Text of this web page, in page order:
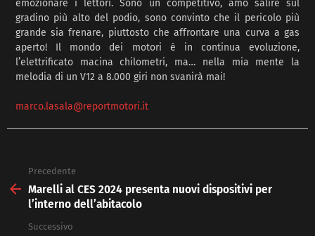
emozionare i lettori. Sono un competitivo, amo salire sul
gradino più alto del podio, sono convinto che il pericolo più
grande sia frenare, piuttosto che affrontare una curva a gas
aperto! Il mondo dei motori è in continua evoluzione,
l’elettrificato macina chilometri, ma… nella mia mente la
melodia di un V12 a 8.000 giri non svanirà mai!
marco.lasala@reportmotori.it
more
Precedente
Marelli al CES 2024 presenta nuovi dispositivi per
l’interno dell’abitacolo
Successivo